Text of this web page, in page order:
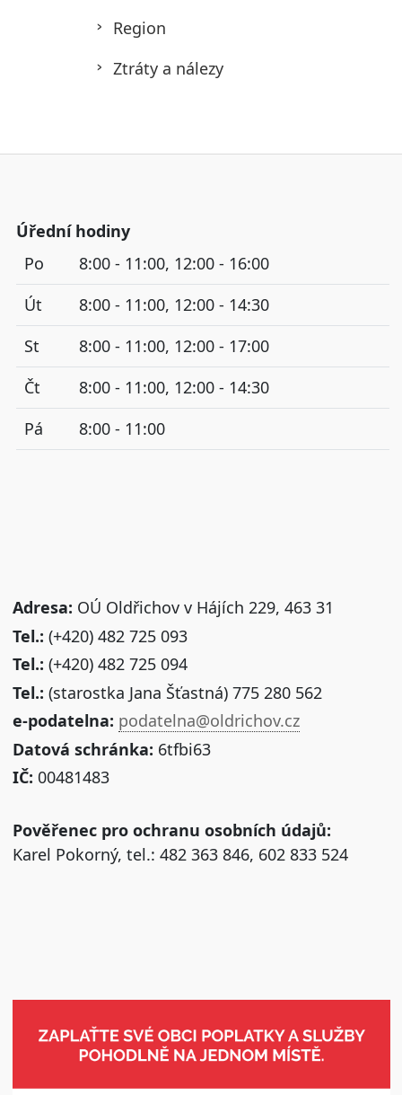
Region
Ztráty a nálezy
Úřední hodiny
Po
8:00 - 11:00, 12:00 - 16:00
Út
8:00 - 11:00, 12:00 - 14:30
St
8:00 - 11:00, 12:00 - 17:00
Čt
8:00 - 11:00, 12:00 - 14:30
Pá
8:00 - 11:00
Adresa: OÚ Oldřichov v Hájích 229, 463 31
Tel.: (+420) 482 725 093
Tel.: (+420) 482 725 094
Tel.: (starostka Jana Šťastná) 775 280 562
e-podatelna: podatelna@oldrichov.cz
Datová schránka: 6tfbi63
IČ: 00481483
Pověřenec pro ochranu osobních údajů:
Karel Pokorný, tel.: 482 363 846, 602 833 524